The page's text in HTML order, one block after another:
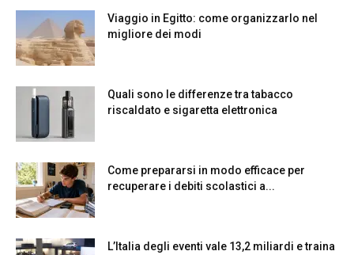
Viaggio in Egitto: come organizzarlo nel
migliore dei modi
Quali sono le differenze tra tabacco
riscaldato e sigaretta elettronica
Come prepararsi in modo efficace per
recuperare i debiti scolastici a...
L’Italia degli eventi vale 13,2 miliardi e traina